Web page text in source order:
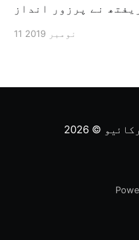
نے پرزور انداز
کرنے کے لئے ایک
11 نومبر 2019
© 2026